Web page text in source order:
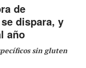
de
dispara, y
año
sin gluten